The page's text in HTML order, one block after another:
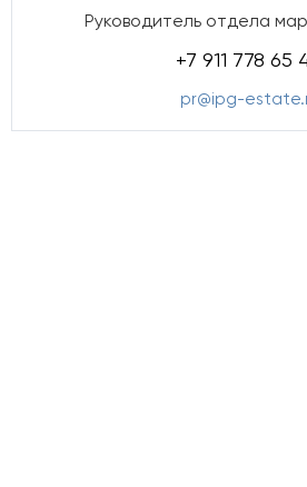
Руководитель отдела
+7 911 778 65
pr@ipg-